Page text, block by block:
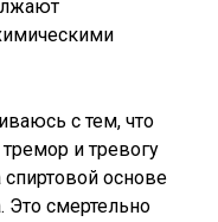
с тем, что
и тревогу
основе
смертельно